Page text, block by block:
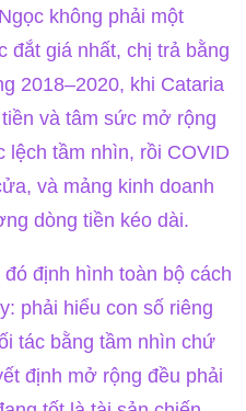
không phải một
đắt giá nhất, chị trả bằng
2018–2020, khi Cataria
và tâm sức mở rộng
lệch tầm nhìn, rồi COVID
và mảng kinh doanh
dòng tiền kéo dài.
định hình toàn bộ cách
phải hiểu con số riêng
tác bằng tầm nhìn chứ
định mở rộng đều phải